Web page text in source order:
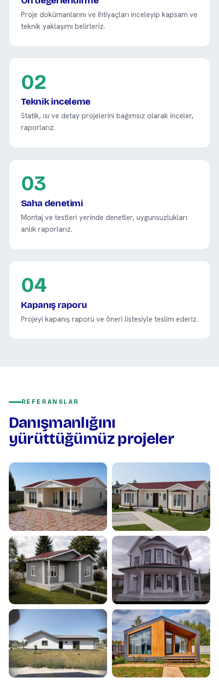
Proje dokümanlarını ve ihtiyaçları inceleyip kapsam ve
teknik yaklaşımı belirleriz.
02
Teknik inceleme
Statik, ısı ve detay projelerini bağımsız olarak inceler,
raporlarız.
03
Saha denetimi
Montaj ve testleri yerinde denetler, uygunsuzlukları
anlık raporlarız.
04
Kapanış raporu
Projeyi kapanış raporu ve öneri listesiyle teslim ederiz.
REFERANSLAR
Danışmanlığını
yürüttüğümüz projeler